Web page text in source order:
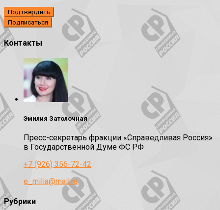
Подтвердить
Контакты
Эмилия Затолочная
Пресс-секретарь фракции «Справедливая Россия»
в Государственной Думе ФС РФ
+7 (926) 356-72-42
e_milia@mail.ru
Рубрики